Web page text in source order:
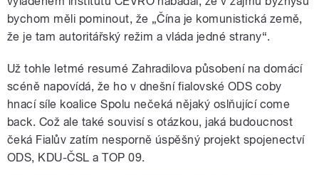
bychom měli pominout, že „Čína je komunistická země,
že je tam autoritářský režim a vláda jedné strany“.
Už tohle letmé resumé Zahradilova působení na domácí
scéně napovídá, že ho v dnešní fialovské ODS coby
hnací síle koalice Spolu nečeká nějaký oslňující come
back. Což ale také souvisí s otázkou, jaká budoucnost
čeká Fialův zatím nesporně úspěšný projekt spojenectví
ODS, KDU-ČSL a TOP 09.